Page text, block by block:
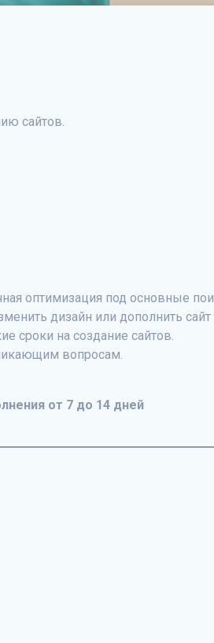
сайтов.
оптимизация под основные
дизайн или дополнить
сроки на создание сайтов.
вопросам.
от 7 до 14 дней